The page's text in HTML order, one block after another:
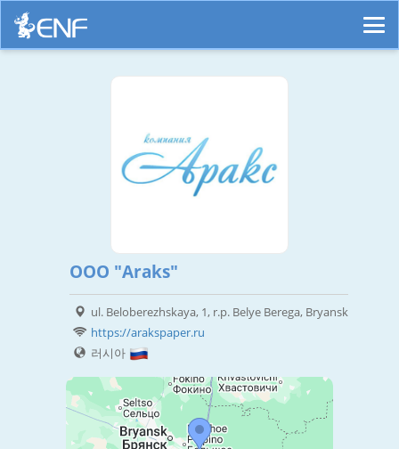
ООО "Araks"
ul. Beloberezhskaya, 1, r.p. Belye Berega, Bryansk
https://arakspaper.ru
러시아